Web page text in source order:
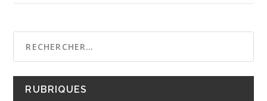
RUBRIQUES